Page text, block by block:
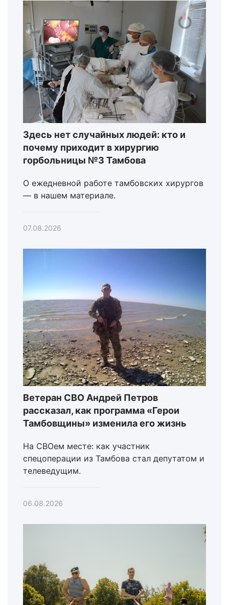
Здесь нет случайных людей: кто и
почему приходит в хирургию
горбольницы №3 Тамбова
О ежедневной работе тамбовских хирургов
— в нашем материале.
07.08.2026
Ветеран СВО Андрей Петров
рассказал, как программа «Герои
Тамбовщины» изменила его жизнь
На СВОем месте: как участник
спецоперации из Тамбова стал депутатом и
телеведущим.
06.08.2026